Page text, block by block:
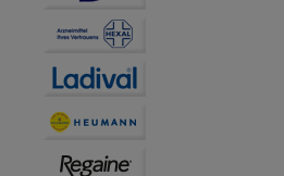
für Sie zu gestalten.
Daten hierfür teilweise an
soziale Medien